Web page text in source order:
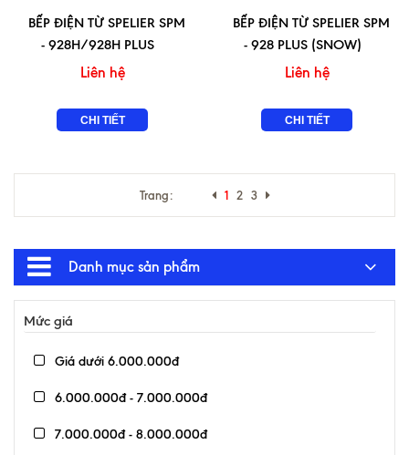
BẾP ĐIỆN TỪ SPELIER SPM
- 928H/928H PLUS
Liên hệ
CHI TIẾT
BẾP ĐIỆN TỪ SPELIER SPM
- 928 PLUS (SNOW)
Liên hệ
CHI TIẾT
Trang: 1 2 3
Danh mục sản phẩm
Mức giá
Giá dưới 6.000.000đ
6.000.000đ - 7.000.000đ
7.000.000đ - 8.000.000đ